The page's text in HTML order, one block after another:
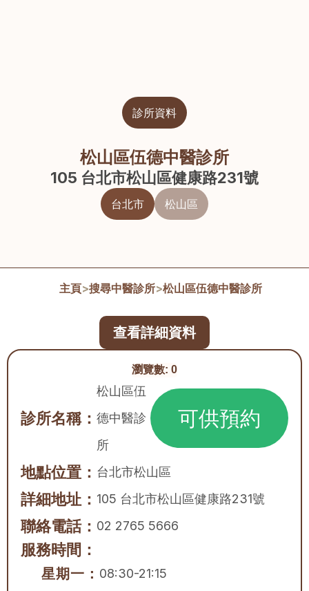
診所資料
松山區伍德中醫診所
105 台北市松山區健康路231號
台北市 松山區
主頁>搜尋中醫診所>松山區伍德中醫診所
瀏覽數: 0
診所名稱：
松山區伍
德中醫診
所
可供預約
地點位置： 台北市松山區
詳細地址： 105 台北市松山區健康路231號
聯絡電話： 02 2765 5666
服務時間：
星期一： 08:30-21:15
查看詳細資料